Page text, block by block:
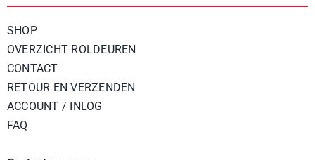
SHOP
OVERZICHT ROLDEUREN
CONTACT
RETOUR EN VERZENDEN
ACCOUNT / INLOG
FAQ